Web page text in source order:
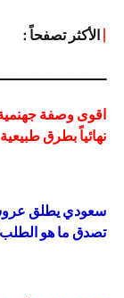
الأكثر تصفحاً :
اقوى وصفة
نهائياً بطرق طبيعية
سعودي يطلق
تصدق ما هو